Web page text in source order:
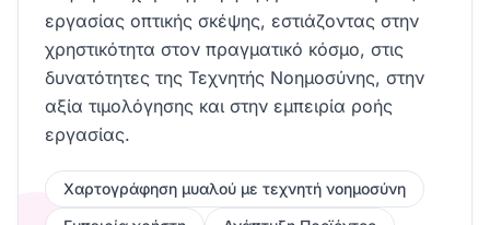
εργασίας οπτικής σκέψης, εστιάζοντας στην
χρηστικότητα στον πραγματικό κόσμο, στις
δυνατότητες της Τεχνητής Νοημοσύνης, στην
αξία τιμολόγησης και στην εμπειρία ροής
εργασίας.
Χαρτογράφηση μυαλού με τεχνητή νοημοσύνη